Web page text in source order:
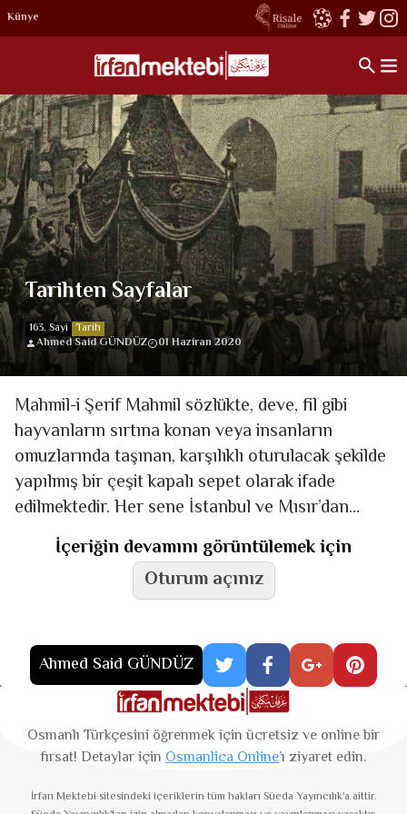
Künye
Tarihten Sayfalar
163. Sayi Tarih
Ahmed Said GÜNDÜZ
01 Haziran 2020
Mahmil-i Şerif Mahmil sözlükte, deve, fil gibi
hayvanların sırtına konan veya insanların
omuzla­rında taşınan, karşılıklı oturulacak şekilde
yapılmış bir çeşit kapalı sepet olarak ifade
edilmektedir. Her sene İstanbul ve Mısır’dan
yollanan surrelerin ayrılmaz unsurla­rın­dan
biriydiİçeriğin devamını görüntülemek için
Oturum açınız
Ahmed Said GÜNDÜZ
Osmanlı Türkçesini öğrenmek için ücretsiz ve online bir
fırsat! Detaylar için Osmanlica Online’ı ziyaret edin.
İrfan Mektebi sitesindeki içeriklerin tüm hakları Süeda Yayıncılık'a aittir.